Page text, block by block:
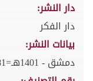
دار النشر:
دار الفكر
بيانات النشر:
دمشق - 1401هـ=1981م